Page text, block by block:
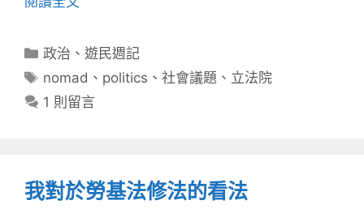
分
類
政治 、遊民週記
標
籤
nomad 、 politics 、社會議題 、 立法院
1 則留言
我對於勞基法修法的看法